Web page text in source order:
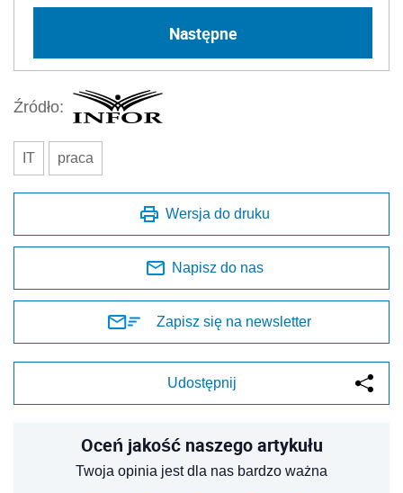
Następne
Źródło:
IT praca
Wersja do druku
Napisz do nas
Zapisz się na newsletter
Udostępnij
Oceń jakość naszego artykułu
Twoja opinia jest dla nas bardzo ważna